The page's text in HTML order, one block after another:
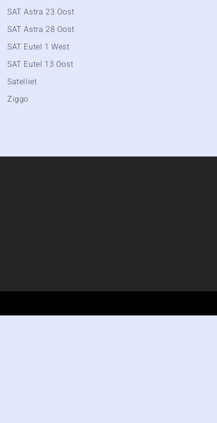
SAT Astra 23 Oost
SAT Astra 28 Oost
SAT Eutel 1 West
SAT Eutel 13 Oost
Satelliet
Ziggo